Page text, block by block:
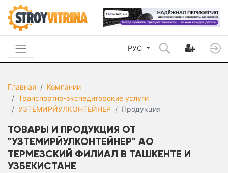
РУС
Главная
Компании
Транспортно-экспедиторские услуги
УЗТЕМИРЙУЛКОНТЕЙНЕР
Продукция
ТОВАРЫ И ПРОДУКЦИЯ ОТ
"УЗТЕМИРЙУЛКОНТЕЙНЕР" АО
ТЕРМЕЗСКИЙ ФИЛИАЛ В ТАШКЕНТЕ И
УЗБЕКИСТАНЕ